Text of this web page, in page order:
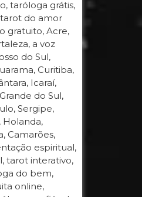
taróloga grátis,
do amor
gratuito, Acre,
a voz
do Sul,
Curitiba,
Icaraí,
do Sul,
Sergipe,
Holanda,
Camarões,
espiritual,
tarot interativo,
do bem,
online,